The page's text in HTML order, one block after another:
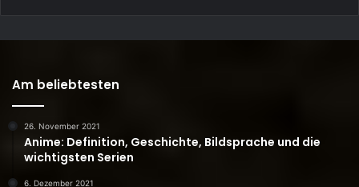
Am beliebtesten
26. November 2021
Anime: Definition, Geschichte, Bildsprache und die
wichtigsten Serien
6. Dezember 2021